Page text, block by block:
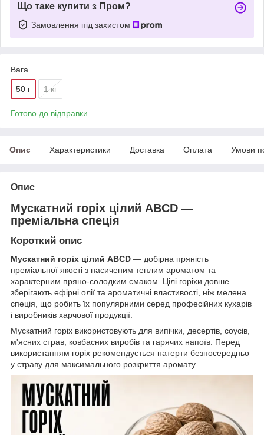
Що таке купити з Пром?
Замовлення під захистом
Вага
50 г 1 кг
Готово до відправки
Опис Характеристики Доставка Оплата Умови
Опис
Мускатний горіх цілий ABCD —
преміальна спеція
Короткий опис
Мускатний горіх цілий ABCD — добірна пряність
преміальної якості з насиченим теплим ароматом та
характерним пряно-солодким смаком. Цілі горіхи довше
зберігають ефірні олії та ароматичні властивості, ніж мелена
спеція, що робить їх популярними серед професійних кухарів
і виробників харчової продукції.
Мускатний горіх використовують для випічки, десертів, соусів,
м'ясних страв, ковбасних виробів та гарячих напоїв. Перед
використанням горіх рекомендується натерти безпосередньо
у страву для максимального розкриття аромату.